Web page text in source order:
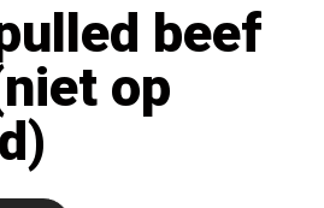
beef
op